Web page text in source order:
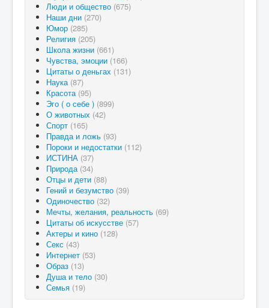
Люди и общество (675)
Наши дни (270)
Юмор (285)
Религия (205)
Школа жизни (661)
Чувства, эмоции (166)
Цитаты о деньгах (131)
Наука (87)
Красота (95)
Эго ( о себе ) (899)
О животных (42)
Спорт (165)
Правда и ложь (93)
Пороки и недостатки (112)
ИСТИНА (37)
Природа (34)
Отцы и дети (88)
Гений и безумство (39)
Одиночество (32)
Мечты, желания, реальность (69)
Цитаты об искусстве (57)
Актеры и кино (128)
Секс (43)
Интернет (53)
Образ (13)
Душа и тело (30)
Семья (19)